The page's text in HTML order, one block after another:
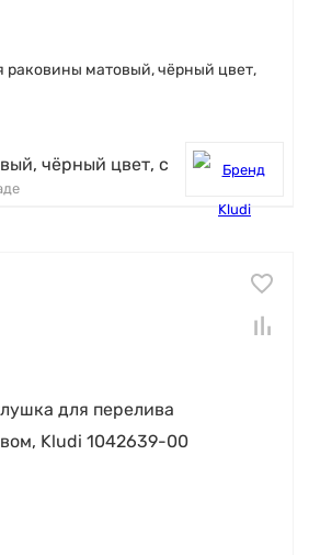
раковины матовый, чёрный цвет,